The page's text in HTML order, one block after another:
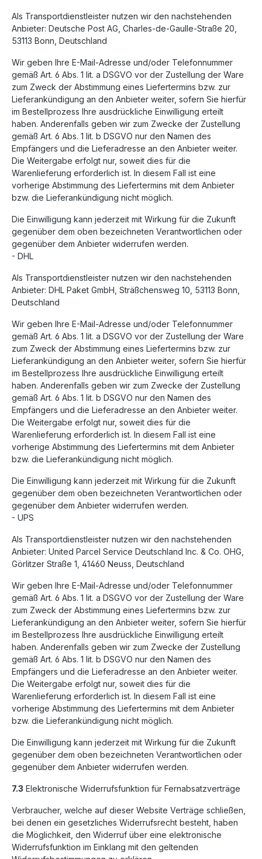
Als Transportdienstleister nutzen wir den nachstehenden
Anbieter: Deutsche Post AG, Charles-de-Gaulle-Straße 20,
53113 Bonn, Deutschland
Wir geben Ihre E-Mail-Adresse und/oder Telefonnummer
gemäß Art. 6 Abs. 1 lit. a DSGVO vor der Zustellung der Ware
zum Zweck der Abstimmung eines Liefertermins bzw. zur
Lieferankündigung an den Anbieter weiter, sofern Sie hierfür
im Bestellprozess Ihre ausdrückliche Einwilligung erteilt
haben. Anderenfalls geben wir zum Zwecke der Zustellung
gemäß Art. 6 Abs. 1 lit. b DSGVO nur den Namen des
Empfängers und die Lieferadresse an den Anbieter weiter.
Die Weitergabe erfolgt nur, soweit dies für die
Warenlieferung erforderlich ist. In diesem Fall ist eine
vorherige Abstimmung des Liefertermins mit dem Anbieter
bzw. die Lieferankündigung nicht möglich.
Die Einwilligung kann jederzeit mit Wirkung für die Zukunft
gegenüber dem oben bezeichneten Verantwortlichen oder
gegenüber dem Anbieter widerrufen werden.
- DHL
Als Transportdienstleister nutzen wir den nachstehenden
Anbieter: DHL Paket GmbH, Sträßchensweg 10, 53113 Bonn,
Deutschland
Wir geben Ihre E-Mail-Adresse und/oder Telefonnummer
gemäß Art. 6 Abs. 1 lit. a DSGVO vor der Zustellung der Ware
zum Zweck der Abstimmung eines Liefertermins bzw. zur
Lieferankündigung an den Anbieter weiter, sofern Sie hierfür
im Bestellprozess Ihre ausdrückliche Einwilligung erteilt
haben. Anderenfalls geben wir zum Zwecke der Zustellung
gemäß Art. 6 Abs. 1 lit. b DSGVO nur den Namen des
Empfängers und die Lieferadresse an den Anbieter weiter.
Die Weitergabe erfolgt nur, soweit dies für die
Warenlieferung erforderlich ist. In diesem Fall ist eine
vorherige Abstimmung des Liefertermins mit dem Anbieter
bzw. die Lieferankündigung nicht möglich.
Die Einwilligung kann jederzeit mit Wirkung für die Zukunft
gegenüber dem oben bezeichneten Verantwortlichen oder
gegenüber dem Anbieter widerrufen werden.
- UPS
Als Transportdienstleister nutzen wir den nachstehenden
Anbieter: United Parcel Service Deutschland Inc. & Co. OHG,
Görlitzer Straße 1, 41460 Neuss, Deutschland
Wir geben Ihre E-Mail-Adresse und/oder Telefonnummer
gemäß Art. 6 Abs. 1 lit. a DSGVO vor der Zustellung der Ware
zum Zweck der Abstimmung eines Liefertermins bzw. zur
Lieferankündigung an den Anbieter weiter, sofern Sie hierfür
im Bestellprozess Ihre ausdrückliche Einwilligung erteilt
haben. Anderenfalls geben wir zum Zwecke der Zustellung
gemäß Art. 6 Abs. 1 lit. b DSGVO nur den Namen des
Empfängers und die Lieferadresse an den Anbieter weiter.
Die Weitergabe erfolgt nur, soweit dies für die
Warenlieferung erforderlich ist. In diesem Fall ist eine
vorherige Abstimmung des Liefertermins mit dem Anbieter
bzw. die Lieferankündigung nicht möglich.
Die Einwilligung kann jederzeit mit Wirkung für die Zukunft
gegenüber dem oben bezeichneten Verantwortlichen oder
gegenüber dem Anbieter widerrufen werden.
7.3 Elektronische Widerrufsfunktion für Fernabsatzverträge
Verbraucher, welche auf dieser Website Verträge schließen,
bei denen ein gesetzliches Widerrufsrecht besteht, haben
die Möglichkeit, den Widerruf über eine elektronische
Widerrufsfunktion im Einklang mit den geltenden